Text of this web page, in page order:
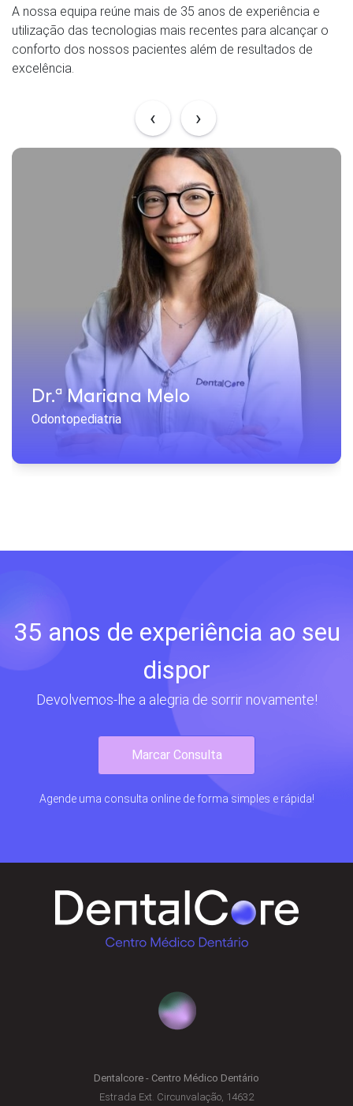
A nossa equipa reúne mais de 35 anos de experiência e
utilização das tecnologias mais recentes para alcançar o
conforto dos nossos pacientes além de resultados de
excelência.
Dr.ª Mariana Melo
Odontopediatria
‹ ›
35 anos de experiência ao seu
dispor
Devolvemos-lhe a alegria de sorrir novamente!
Marcar Consulta
Agende uma consulta online de forma simples e rápida!
Dentalcore - Centro Médico Dentário
Estrada Ext. Circunvalação, 14632